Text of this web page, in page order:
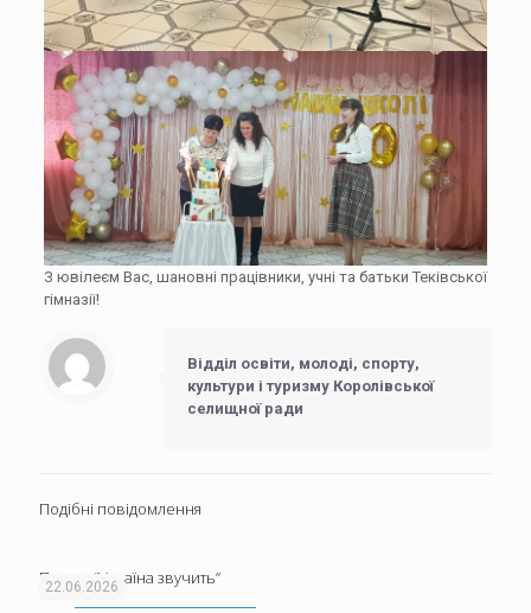
З ювілеєм Вас, шановні працівники, учні та батьки Теківської
гімназії!
Відділ освіти, молоді, спорту,
культури і туризму Королівської
селищної ради
Подібні повідомлення
22.06.2026
Проєкт “Україна звучить”